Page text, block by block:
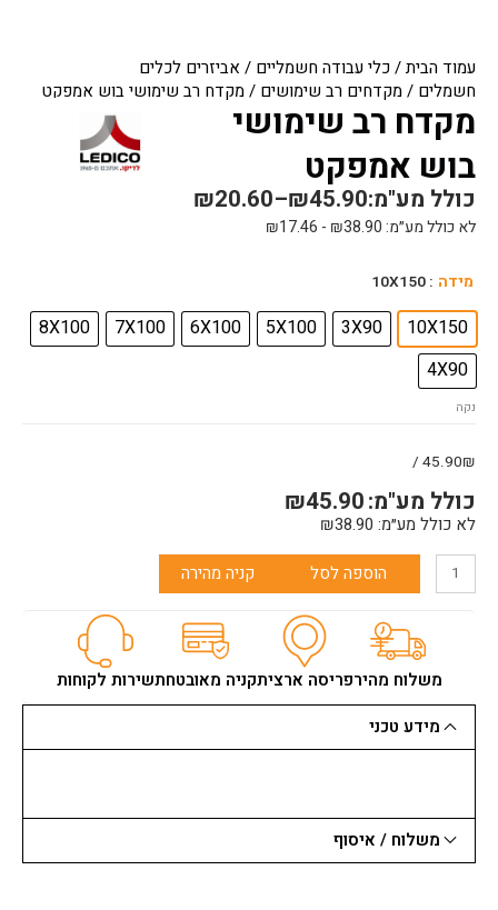
עמוד הבית/כלי עבודה חשמליים / אביזרים לכלים
חשמלים /מקדחים רב שימושים / מקדח רב שימושי בוש אמפקט
מקדח רב שימושי
בוש אמפקט
₪20.60–₪45.90כולל מע"מ:
לא כולל מע״מ: ₪38.90
-
₪17.46
מידה : 10X150
10X150
3X90
5X100
6X100
7X100
8X100
4X90
נקה
45.90₪ /
₪45.90כולל מע"מ:
לא כולל מע״מ: ₪38.90
כמות
מקדח
רב
שימושי
בוש
אמפקט
הוספה לסל קניה מהירה
משלוח מהירפריסה ארציתקניה מאובטחתשירות לקוחות
מידע טכני
משלוח / איסוף